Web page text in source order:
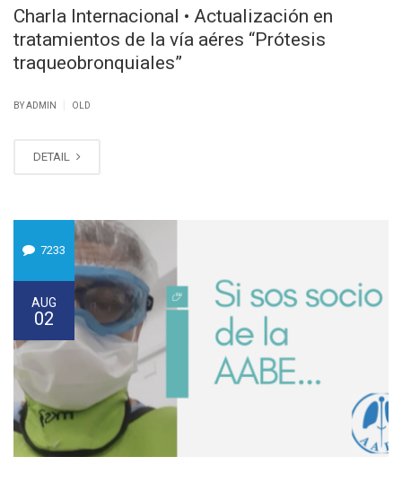
Charla Internacional • Actualización en
tratamientos de la vía aéres “Prótesis
traqueobronquiales”
BY ADMIN OLD
DETAIL
7233
AUG
02